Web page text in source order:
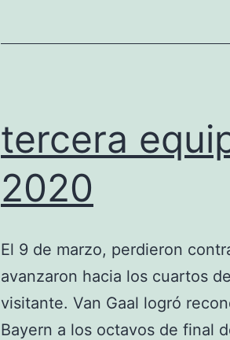
tercera
2020
El 9 de marzo, perdieron
avanzaron hacia los cuartos
visitante. Van Gaal logró
Bayern a los octavos de final